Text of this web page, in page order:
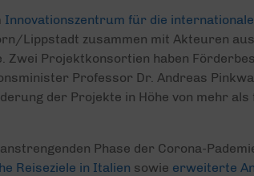
Innovationszentrum für die
Lippstadt zusammen mit Akteuren
Projektkonsortien haben
Professor Dr. Andreas
der Projekte in Höhe von mehr als
Phase der Corona-
Reiseziele in Italien sowie erweiterte